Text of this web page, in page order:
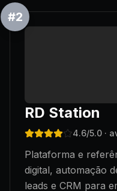
#2
RD Station
4.6/5.0 ·
Plataforma e
digital, automação
leads e CRM para